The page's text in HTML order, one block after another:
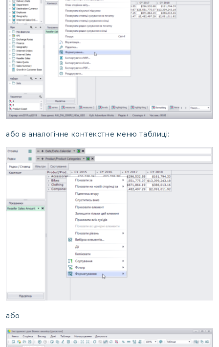
або в аналогічне контекстне меню таблиці:
або